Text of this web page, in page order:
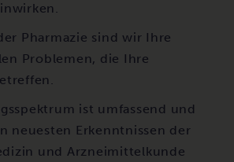
Pharmazie sind wir Ihre
Problemen, die Ihre
ist umfassend und
neuesten Erkenntnissen der
und Arzneimittelkunde